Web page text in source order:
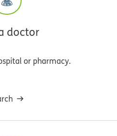
doctor
or pharmacy.